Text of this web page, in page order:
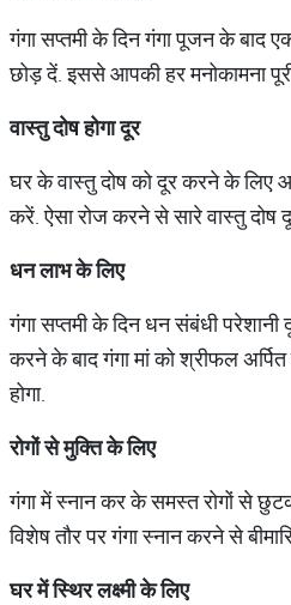
गंगा सप्तमी के दिन गंगा पूजन के बाद
छोड़ दें. इससे आपकी हर मनोकामना पूरी
वास्तुदोषहोगादूर
घर के वास्तु दोष को दूर करने के लिए
करें. ऐसा रोज करने से सारे वास्तु दोष
धनलाभकेलिए
गंगा सप्तमी के दिन धन संबंधी
करने के बाद गंगा मां को श्रीफल
होगा.
रोगोंसेमुक्तिकेलिए
गंगा में स्नान कर के समस्त रोगों से
विशेष तौर पर गंगा स्नान करने से
घरमेंस्थिरलक्ष्मीकेलिए